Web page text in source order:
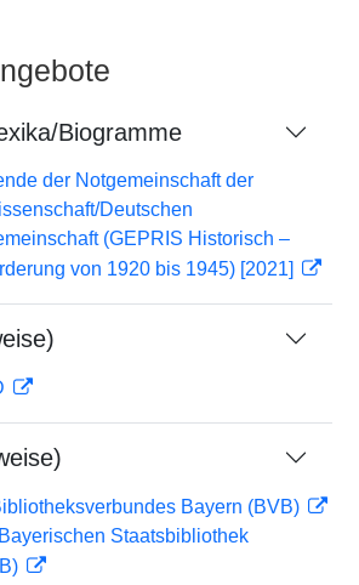
Biogramme
der Notgemeinschaft der
Deutschen
(GEPRIS Historisch –
von 1920 bis 1945) [2021]
Bayern (BVB)
Staatsbibliothek